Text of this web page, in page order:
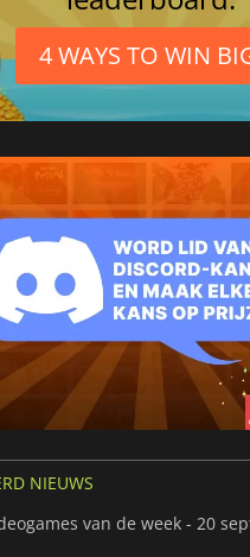
4 WAYS TO WIN
NIEUWS